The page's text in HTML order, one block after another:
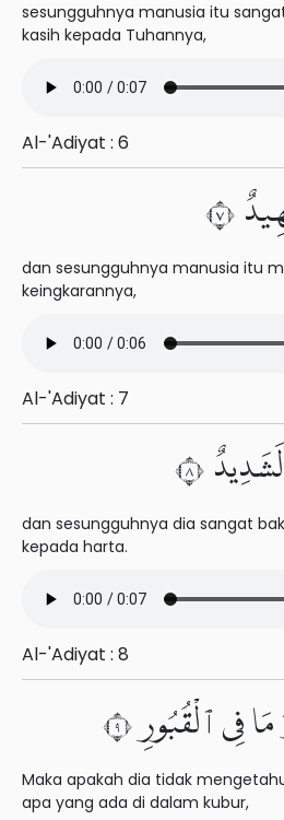
sesungguhnya manusia itu
kasih kepada Tuhannya,
Al-'Adiyat : 6
٧
dan sesungguhnya manusia itu
keingkarannya,
Al-'Adiyat : 7
٨
dan sesungguhnya dia sangat
kepada harta.
Al-'Adiyat : 8
فِى ٱلْقُبُورِ ٩
Maka apakah dia tidak
apa yang ada di dalam kubur,